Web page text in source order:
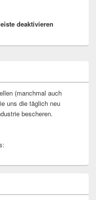
deaktivieren
(manchmal auch
uns die täglich neu
bescheren.